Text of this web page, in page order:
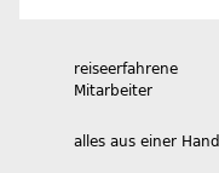
reiseerfahrene
Mitarbeiter
alles aus einer Hand